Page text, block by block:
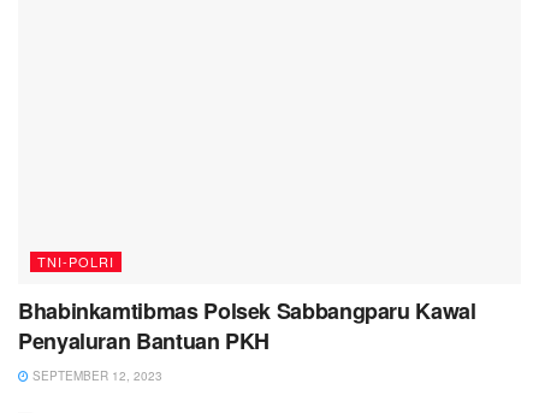
TNI-POLRI
Bhabinkamtibmas Polsek Sabbangparu Kawal
Penyaluran Bantuan PKH
SEPTEMBER 12, 2023